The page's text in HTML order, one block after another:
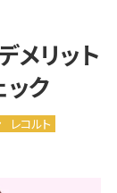
メリット
ク
レコルト